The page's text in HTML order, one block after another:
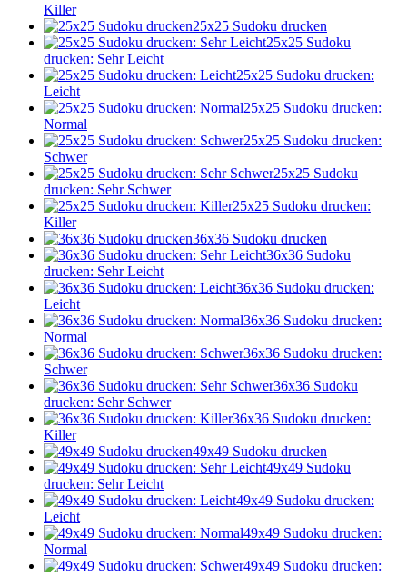
Killer
25x25 Sudoku drucken
25x25 Sudoku
drucken: Sehr Leicht
25x25 Sudoku drucken:
Leicht
25x25 Sudoku drucken:
Normal
25x25 Sudoku drucken:
Schwer
25x25 Sudoku
drucken: Sehr Schwer
25x25 Sudoku drucken:
Killer
36x36 Sudoku drucken
36x36 Sudoku
drucken: Sehr Leicht
36x36 Sudoku drucken:
Leicht
36x36 Sudoku drucken:
Normal
36x36 Sudoku drucken:
Schwer
36x36 Sudoku
drucken: Sehr Schwer
36x36 Sudoku drucken:
Killer
49x49 Sudoku drucken
49x49 Sudoku
drucken: Sehr Leicht
49x49 Sudoku drucken:
Leicht
49x49 Sudoku drucken:
Normal
49x49 Sudoku drucken: